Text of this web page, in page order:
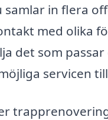
in flera
med olika
det som
servicen